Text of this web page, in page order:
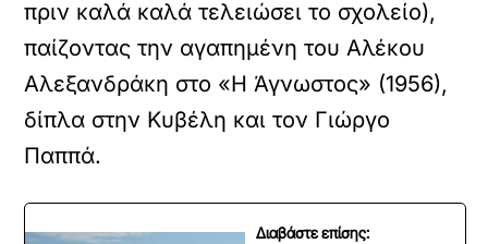
πριν καλά καλά τελειώσει το σχολείο),
παίζοντας την αγαπημένη του Αλέκου
Αλεξανδράκη στο «Η Άγνωστος» (1956),
δίπλα στην Κυβέλη και τον Γιώργο
Παππά.
Διαβάστε επίσης: